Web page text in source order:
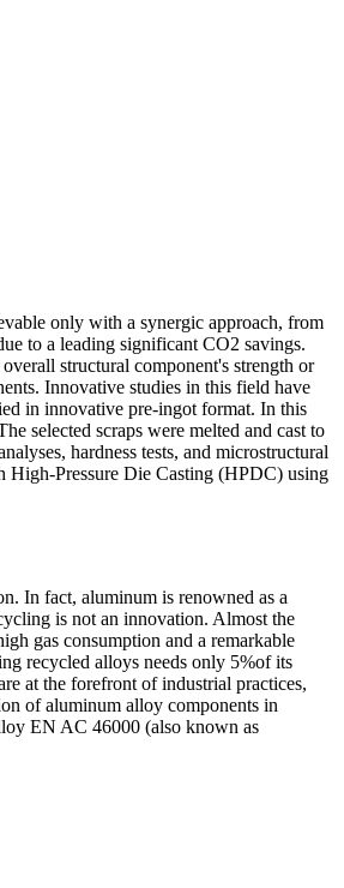
only with a synergic approach, from
to a leading significant CO2 savings.
structural component's strength or
Innovative studies in this field have
in innovative pre-ingot format. In this
selected scraps were melted and cast to
hardness tests, and microstructural
High-Pressure Die Casting (HPDC) using
In fact, aluminum is renowned as a
is not an innovation. Almost the
gas consumption and a remarkable
recycled alloys needs only 5%of its
at the forefront of industrial practices,
of aluminum alloy components in
EN AC 46000 (also known as